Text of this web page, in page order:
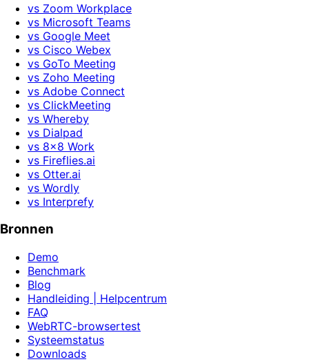
vs Zoom Workplace
vs Microsoft Teams
vs Google Meet
vs Cisco Webex
vs GoTo Meeting
vs Zoho Meeting
vs Adobe Connect
vs ClickMeeting
vs Whereby
vs Dialpad
vs 8x8 Work
vs Fireflies.ai
vs Otter.ai
vs Wordly
vs Interprefy
Bronnen
Demo
Benchmark
Blog
Handleiding | Helpcentrum
FAQ
WebRTC-browsertest
Systeemstatus
Downloads